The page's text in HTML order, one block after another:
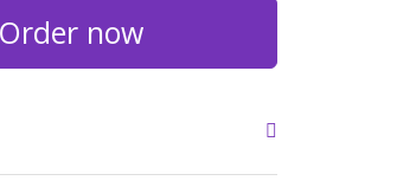
Order now